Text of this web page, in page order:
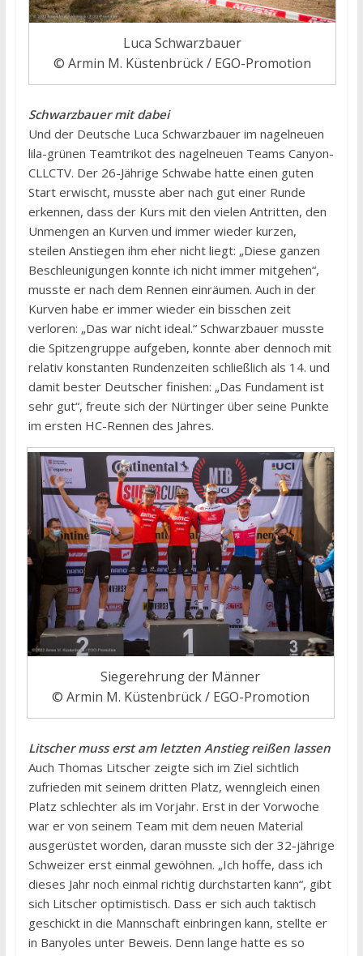
Luca Schwarzbauer
© Armin M. Küstenbrück / EGO-Promotion
Schwarzbauer mit dabei
Und der Deutsche Luca Schwarzbauer im nagelneuen
lila-grünen Teamtrikot des nagelneuen Teams Canyon-
CLLCTV. Der 26-Jährige Schwabe hatte einen guten
Start erwischt, musste aber nach gut einer Runde
erkennen, dass der Kurs mit den vielen Antritten, den
Unmengen an Kurven und immer wieder kurzen,
steilen Anstiegen ihm eher nicht liegt: „Diese ganzen
Beschleunigungen konnte ich nicht immer mitgehen“,
musste er nach dem Rennen einräumen. Auch in der
Kurven habe er immer wieder ein bisschen zeit
verloren: „Das war nicht ideal.“ Schwarzbauer musste
die Spitzengruppe aufgeben, konnte aber dennoch mit
relativ konstanten Rundenzeiten schließlich als 14. und
damit bester Deutscher finishen: „Das Fundament ist
sehr gut“, freute sich der Nürtinger über seine Punkte
im ersten HC-Rennen des Jahres.
Siegerehrung der Männer
© Armin M. Küstenbrück / EGO-Promotion
Litscher muss erst am letzten Anstieg reißen lassen
Auch Thomas Litscher zeigte sich im Ziel sichtlich
zufrieden mit seinem dritten Platz, wenngleich einen
Platz schlechter als im Vorjahr. Erst in der Vorwoche
war er von seinem Team mit dem neuen Material
ausgerüstet worden, daran musste sich der 32-jährige
Schweizer erst einmal gewöhnen. „Ich hoffe, dass ich
dieses Jahr noch einmal richtig durchstarten kann“, gibt
sich Litscher optimistisch. Dass er sich auch taktisch
geschickt in die Mannschaft einbringen kann, stellte er
in Banyoles unter Beweis. Denn lange hatte es so